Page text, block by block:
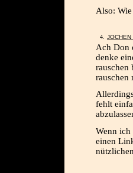
Also: Wie
JOCHEN
Ach Don
denke
rauschen
rauschen
fehlt
Wenn ich
einen